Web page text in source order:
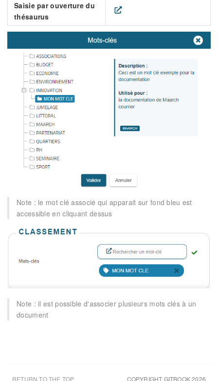
Saisie par ouverture du
thésaurus
Note : le mot clé associé qui apparait sur fond bleu est
accessible en cliquant dessus
Note : il est possible d'associer plusieurs mots clés à un
document
COPYRIGHT GITBOOK 2026
RETURN TO THE TOP